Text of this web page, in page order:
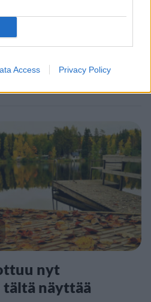
Access Privacy Policy
kuulu kaikille –
tärkeästä
nyt
tältä näyttää